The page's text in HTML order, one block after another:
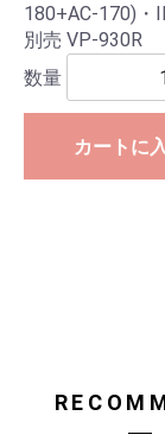
180+AC-170)・
別売 VP-930R
数量
カートに